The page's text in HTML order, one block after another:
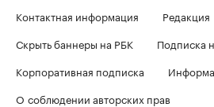
Контактная информация
Редакция
Скрыть баннеры на РБК
Подписка
Корпоративная подписка
О соблюдении авторских прав